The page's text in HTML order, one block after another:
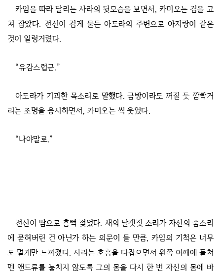
카임을 따라 달리는 사라의 뒷모습을 보면서, 카미오는 검을 고
쳐 잡았다. 전신이 검게 물든 아도라의 주변으로 아지랑이 같은
것이 일렁거렸다.
“유감스럽군.”
아도라가 기괴한 목소리로 말했다. 금방이라도 꺼질 듯 깜빡거
리는 조명을 응시하면서, 카미오는 씩 웃었다.
“나야말로.”
전신이 땀으로 흠뻑 젖었다. 새의 날갯짓 소리가 자신의 숨소리
에 묻혀버린 건 아닌가 하는 의문이 들 만큼, 카임의 기척은 너무
도 멀게만 느껴졌다. 사라는 호흡을 다잡으면서 왼쪽 어깨에 들쳐
멘 앤드류를 놓치지 않도록 그의 몸을 다시 한 번 자신의 몸에 바